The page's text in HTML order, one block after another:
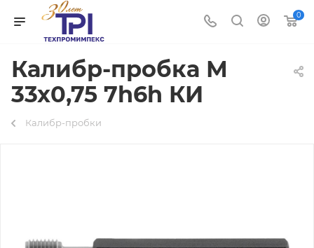
0
Калибр-пробка М
33х0,75 7h6h КИ
Калибр-пробки